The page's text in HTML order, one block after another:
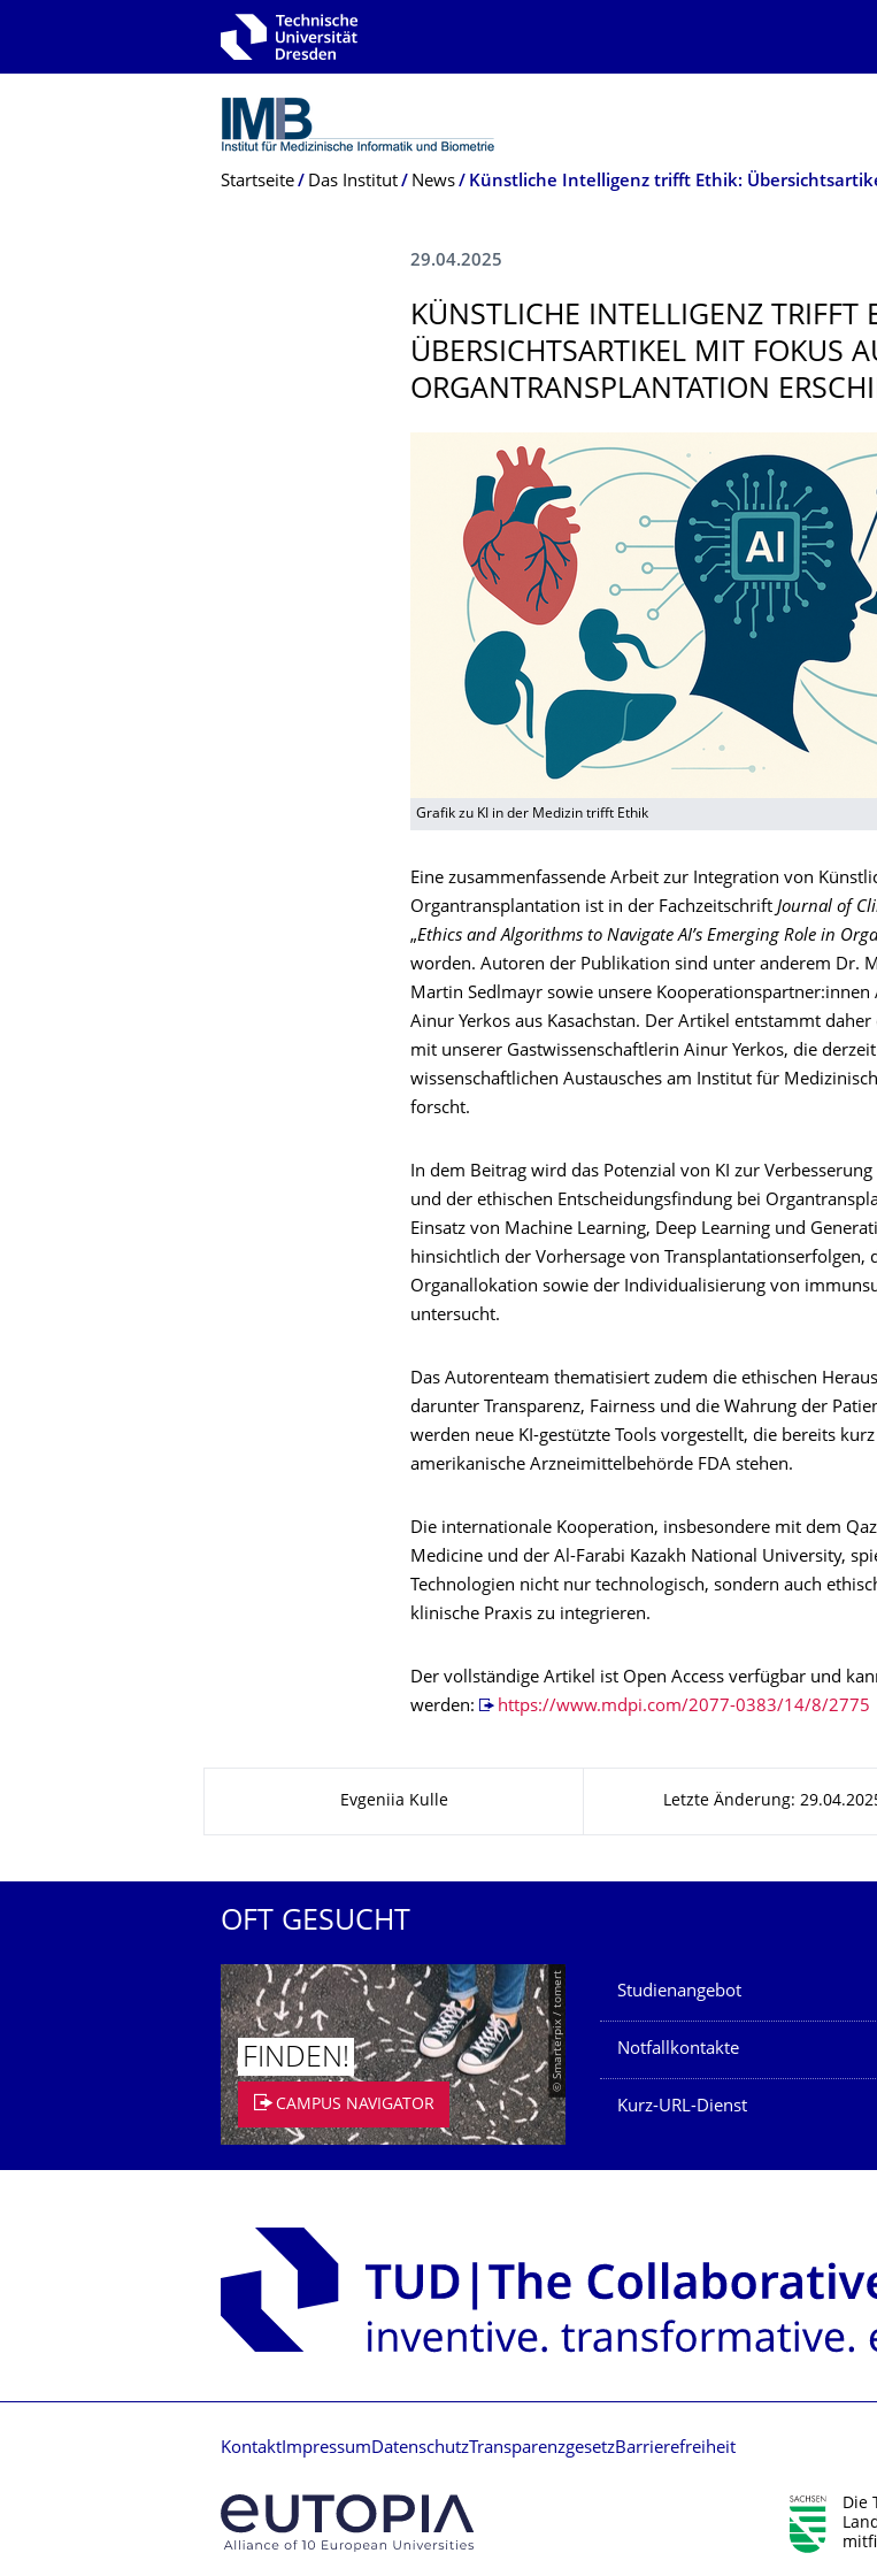
Zur Hauptnavigation springen
Breadcrumb-Menü
Startseite Das Institut News
29.04.2025
KÜNSTLICHE INTELLIGENZ TRIFFT
ÜBERSICHTSARTI­KEL MIT FOKUS
ORGANTRANSPLAN­TATION
Grafik zu KI in der Medizin trifft Ethik
Eine zusammenfassende Arbeit zur Integration von
Organtransplantation ist in der Fachzeitschrift Journal of
„Ethics and Algorithms to Navigate AI’s Emerging Role in
worden. Autoren der Publikation sind unter anderem Dr.
Martin Sedlmayr sowie unsere Kooperationspartner:innen
Ainur Yerkos aus Kasachstan. Der Artikel entstammt
mit unserer Gastwissenschaftlerin Ainur Yerkos, die
wissenschaftlichen Austausches am Institut für
forscht.
In dem Beitrag wird das Potenzial von KI zur
und der ethischen Entscheidungsfindung bei
Einsatz von Machine Learning, Deep Learning und
hinsichtlich der Vorhersage von Transplantationserfolgen,
Organallokation sowie der Individualisierung von
untersucht.
Das Autorenteam thematisiert zudem die ethischen
darunter Transparenz, Fairness und die Wahrung der
werden neue KI-gestützte Tools vorgestellt, die bereits
amerikanische Arzneimittelbehörde FDA stehen.
Die internationale Kooperation, insbesondere mit dem
Medicine und der Al-Farabi Kazakh National University,
Technologien nicht nur technologisch, sondern auch
klinische Praxis zu integrieren.
Der vollständige Artikel ist Open Access verfügbar und
werden:
https://www.mdpi.com/2077-0383/14/8/2775
Evgeniia Kulle Letzte Änderung:
OFT GESUCHT
© Smarterpix / tomert
FINDEN!
CAMPUS NAVIGATOR
Unsere Dienste
Studienangebot
Notfallkontakte
Kurz-URL-Dienst
Kontakt Impressum DatenschutzTransparenzgesetzBarrierefreiheit
Die